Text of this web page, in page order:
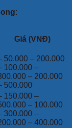
Giá (VNĐ)
50.000 – 200.000
100.000 –
– 200.000
500.000
150.000 –
– 100.000
300.000 –
– 400.000